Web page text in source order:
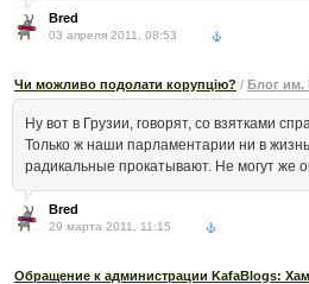
Bred
03 апреля 2011, 08:53
Чи можливо подолати корупцію? / Блог им.
Ну вот в Грузии, говорят, со взятками
Только ж наши парламентарии ни в
радикальные прокатывают. Не могут же
Bred
29 марта 2011, 11:15
Обращение к администрации KafaBlogs: